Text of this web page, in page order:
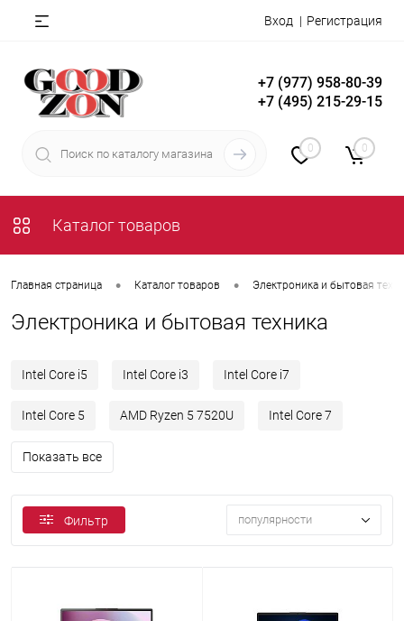
Вход Регистрация
+7 (977) 958-80-39
+7 (495) 215-29-15
0 0
Каталог товаров
Главная страница • Каталог товаров • Электроника и бытовая
Электроника и бытовая техника
Intel Core i5 Intel Core i3 Intel Core i7
Intel Core 5 AMD Ryzen 5 7520U Intel Core 7
Показать все
Фильтр популярности